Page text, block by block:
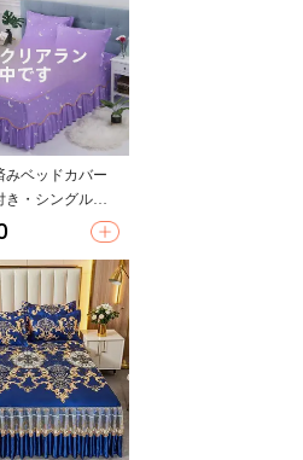
みベッドカバー
き・シングルタ
ドスカートデザ